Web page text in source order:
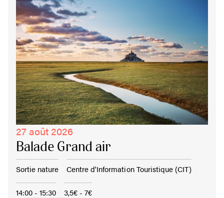
27 août 2026
Balade Grand air
Sortie nature Centre d'Information Touristique (CIT)
14:00 - 15:30
3,5€ - 7€